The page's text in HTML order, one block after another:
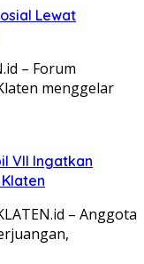
Lewat
– Forum
menggelar
VII Ingatkan
– Anggota